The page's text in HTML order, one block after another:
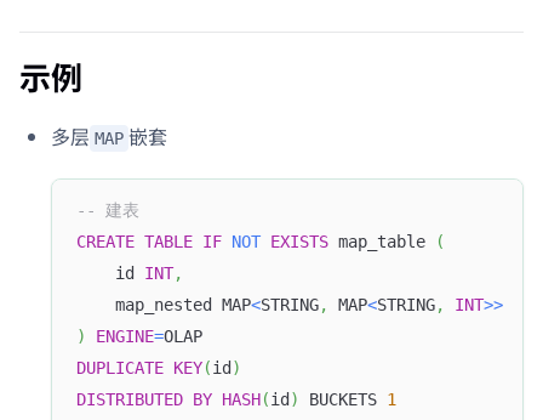
示例
多层 MAP 嵌套
-- 建表
CREATE TABLE IF NOT EXISTS map_table
(
    id
INT,
    map_nested MAP
<STRING, MAP<STRING, INT>>
)
ENGINE=OLAP
DUPLICATE KEY(id )
DISTRIBUTED BY HASH(id ) BUCKETS 1